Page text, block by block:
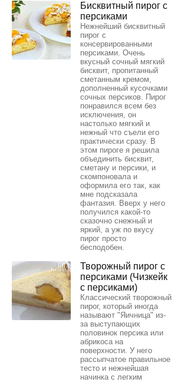
Бисквитный пирог с
персиками
Нежнейший бисквитный
пирог с
консервированными
персиками. Очень
вкусный сочный мягкий
бисквит, пропитанный
сметанным кремом,
дополненный кусочками
сочных персиков. Пирог
понравился всем без
исключения, он
настолько мягкий и
нежный что съели его
практически сразу. В
этом пироге я решила
объединить бисквит,
сметану и персики, и
скомпоновала и
оформила его так, как
мне подсказала
фантазия. Вверх у него
получился какой-то
сказочно снежный и
яркий, а уж по вкусу
пирог просто
бесподобен.
Творожный пирог с
персиками (Чизкейк
с персиками)
Классический творожный
пирог, который иногда
называют "Яичница" из-
за выступающих
половинок персика или
абрикоса на
поверхности. У него
рассыпчатое правильное
тесто и нежнейшая
начинка с легким